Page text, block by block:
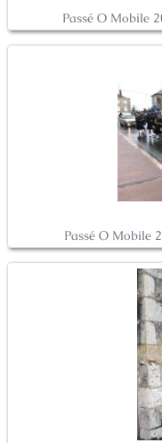
Passé O Mobile
Passé O Mobile